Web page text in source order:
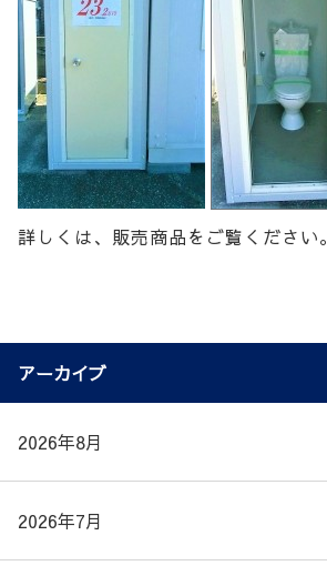
詳しくは、販売商品をご覧ください。
アーカイブ
2026年8月
2026年7月